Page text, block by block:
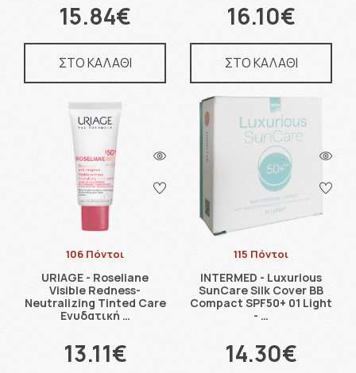
15.84€
ΣΤΟ ΚΑΛΑΘΙ
16.10€
ΣΤΟ ΚΑΛΑΘΙ
106 Πόντοι
URIAGE - Roseliane
Visible Redness-
Neutralizing Tinted Care
Ενυδατική …
13.11€
115 Πόντοι
INTERMED - Luxurious
SunCare Silk Cover BB
Compact SPF50+ 01 Light
- …
14.30€